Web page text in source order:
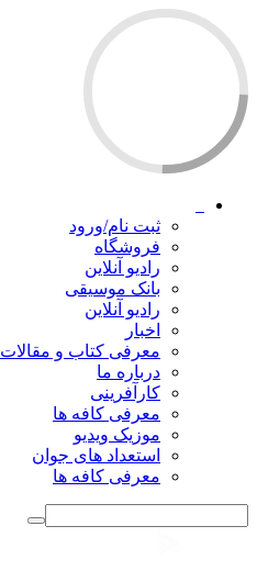
ثبت نام/ورود
فروشگاه
رادیو آنلاین
بانک موسیقی
رادیو آنلاین
اخبار
معرفی کتاب و مقالات
درباره ما
کارآفرینی
معرفی کافه ها
موزیک ویدیو
استعداد های جوان
معرفی کافه ها